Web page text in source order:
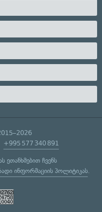
+995 577 340 891
ეთანხმებით ჩვენს
ინფორმაციის პოლიტიკას.